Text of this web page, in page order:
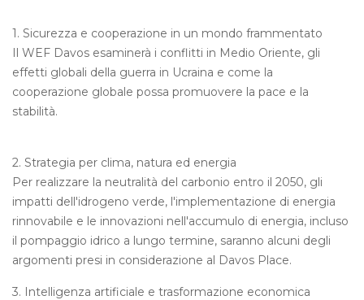
1. Sicurezza e cooperazione in un mondo frammentato
Il WEF Davos esaminerà i conflitti in Medio Oriente, gli
effetti globali della guerra in Ucraina e come la
cooperazione globale possa promuovere la pace e la
stabilità.
2. Strategia per clima, natura ed energia
Per realizzare la neutralità del carbonio entro il 2050, gli
impatti dell'idrogeno verde, l'implementazione di energia
rinnovabile e le innovazioni nell'accumulo di energia, incluso
il pompaggio idrico a lungo termine, saranno alcuni degli
argomenti presi in considerazione al Davos Place.
3. Intelligenza artificiale e trasformazione economica